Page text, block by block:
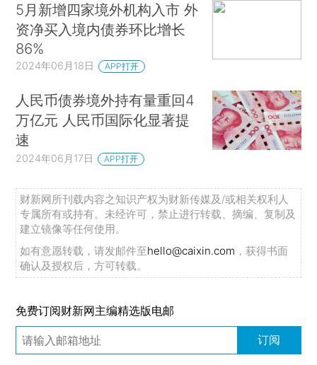
5月新增四家境外机构入市 外
资净买入境内债券环比增长
86%
2024年06月18日 APP打开
人民币债券境外持有量重回4
万亿元 人民币国际化显著提
速
2024年06月17日 APP打开
财新网所刊载内容之知识产权为财新传媒及/或相关权利人
专属所有或持有。未经许可，禁止进行转载、摘编、复制及
建立镜像等任何使用。
如有意愿转载，请发邮件至hello@caixin.com ，获得书面
确认及授权后，方可转载。
免费订阅财新网主编精选版电邮
订阅